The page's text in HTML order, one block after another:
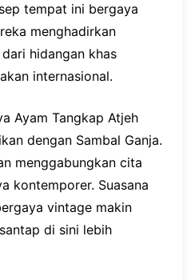
tempat ini bergaya
menghadirkan
hidangan khas
internasional.
Ayam Tangkap Atjeh
dengan Sambal Ganja.
menggabungkan cita
kontemporer. Suasana
vintage makin
di sini lebih